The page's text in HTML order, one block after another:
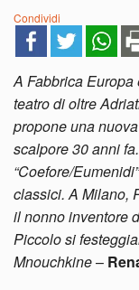
Condividi
A Fabbrica Europa
teatro di oltre
propone una
scalpore 30 anni
“Coefore/
classici. A Milano,
il nonno inventore
Piccolo si
Mnouchkine–